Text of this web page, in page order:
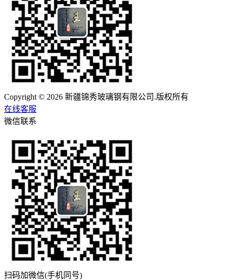
Copyright © 2026 新疆锦秀玻璃钢有限公司.版权所有
在线客服
微信联系
扫码加微信(手机同号)